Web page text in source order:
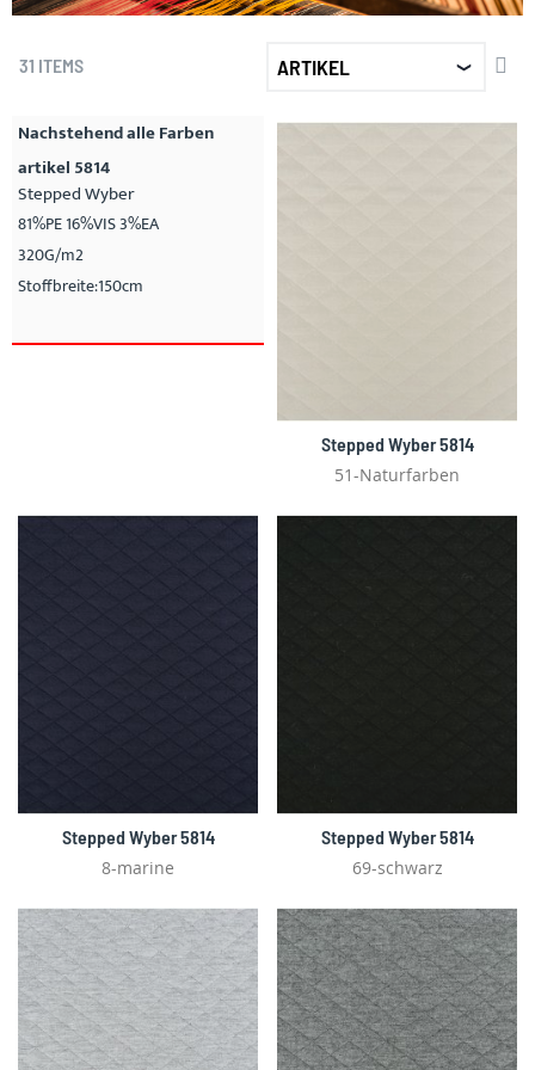
31 ITEMS
Nachstehend alle Farben
artikel 5814
Stepped Wyber
81%PE 16%VIS 3%EA
320G/m2
Stoffbreite:150cm
Stepped Wyber 5814
51-Naturfarben
Stepped Wyber 5814
8-marine
Stepped Wyber 5814
69-schwarz